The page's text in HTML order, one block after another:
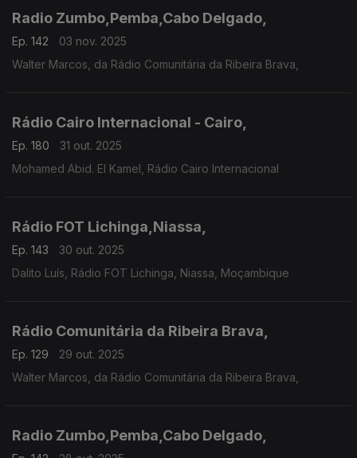
Radio Zumbo,Pemba,Cabo Delgado,
Ep. 142
03 nov. 2025
Walter Marcos, da Rádio Comunitária da Ribeira Brava,
Rádio Cairo Internacional - Cairo,
Ep. 180
31 out. 2025
Mohamed Abid. El Kamel, Rádio Cairo Internacional
Rádio FOT Lichinga,Niassa,
Ep. 143
30 out. 2025
Dalito Luís, Rádio FOT Lichinga, Niassa, Moçambique
Rádio Comunitária da Ribeira Brava,
Ep. 129
29 out. 2025
Walter Marcos, da Rádio Comunitária da Ribeira Brava,
Radio Zumbo,Pemba,Cabo Delgado,